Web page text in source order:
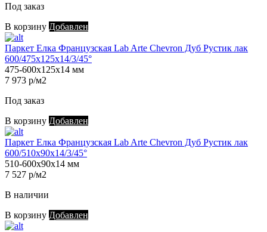
Под заказ
В корзину Добавлен
Паркет Елка Французская Lab Arte Chevron Дуб Рустик лак
600/475х125х14/3/45°
475-600х125х14 мм
7 973 р/м2
Под заказ
В корзину Добавлен
Паркет Елка Французская Lab Arte Chevron Дуб Рустик лак
600/510х90х14/3/45°
510-600х90х14 мм
7 527 р/м2
В наличии
В корзину Добавлен